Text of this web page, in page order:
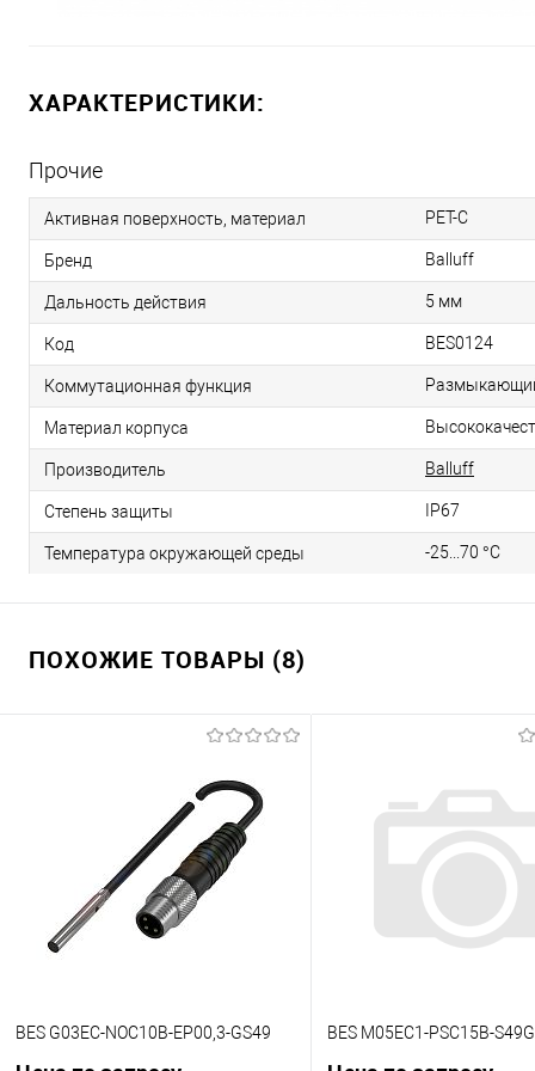
ХАРАКТЕРИСТИКИ:
Прочие
Активная поверхность, материал PET-C
Бренд Balluff
Дальность действия 5 мм
Код BES0124
Коммутационная функция
Материал корпуса
Производитель Balluff
Степень защиты IP67
Температура окружающей среды -25...70 °C
ПОХОЖИЕ ТОВАРЫ (8)
BES G03EC-NOC10B-EP00,3-GS49 BES M05EC1-PSC15B-S49G